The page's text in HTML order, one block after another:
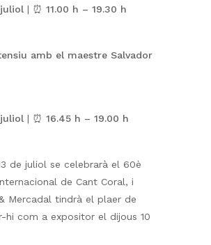
| ⏰ 11.00 h – 19.30 h
amb el maestre Salvador
| ⏰ 16.45 h – 19.00 h
de juliol se celebrarà el 60è
de Cant Coral, i
Mercadal tindrà el plaer de
hi com a expositor el dijous 10